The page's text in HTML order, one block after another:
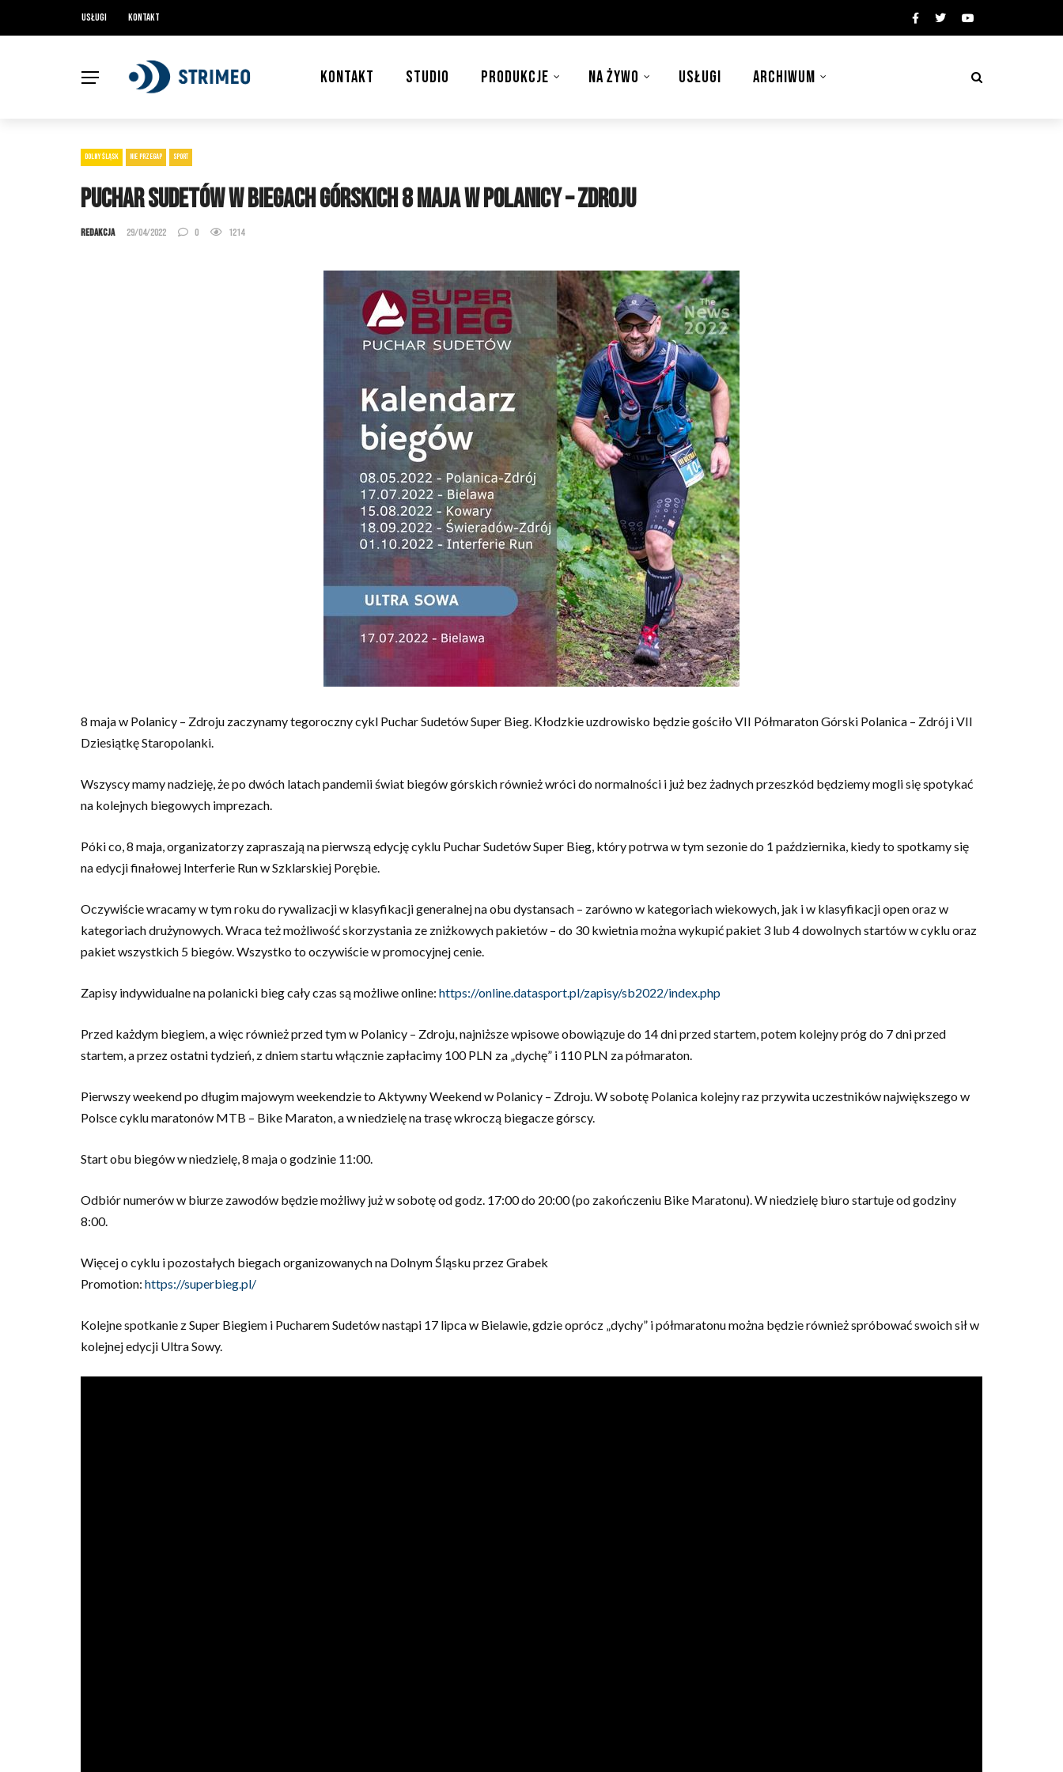
Usługi Kontakt
KONTAKT STUDIO PRODUKCJE NA ŻYWO USŁUGI ARCHIWUM
DOLNY ŚLĄSK NIE PRZEGAP SPORT
Puchar Sudetów w biegach górskich 8 maja w Polanicy – Zdroju
Redakcja 29/04/2022 0 1214
8 maja w Polanicy – Zdroju zaczynamy tegoroczny cykl Puchar Sudetów Super Bieg. Kłodzkie uzdrowisko będzie gościło VII Półmaraton Górski Polanica – Zdrój i VII
Dziesiątkę Staropolanki.
Wszyscy mamy nadzieję, że po dwóch latach pandemii świat biegów górskich również wróci do normalności i już bez żadnych przeszkód będziemy mogli się spotykać
na kolejnych biegowych imprezach.
Póki co, 8 maja, organizatorzy zapraszają na pierwszą edycję cyklu Puchar Sudetów Super Bieg, który potrwa w tym sezonie do 1 października, kiedy to spotkamy się
na edycji finałowej Interferie Run w Szklarskiej Porębie.
Oczywiście wracamy w tym roku do rywalizacji w klasyfikacji generalnej na obu dystansach – zarówno w kategoriach wiekowych, jak i w klasyfikacji open oraz w
kategoriach drużynowych. Wraca też możliwość skorzystania ze zniżkowych pakietów – do 30 kwietnia można wykupić pakiet 3 lub 4 dowolnych startów w cyklu oraz
pakiet wszystkich 5 biegów. Wszystko to oczywiście w promocyjnej cenie.
Zapisy indywidualne na polanicki bieg cały czas są możliwe online: https://online.datasport.pl/zapisy/sb2022/index.php
Przed każdym biegiem, a więc również przed tym w Polanicy – Zdroju, najniższe wpisowe obowiązuje do 14 dni przed startem, potem kolejny próg do 7 dni przed
startem, a przez ostatni tydzień, z dniem startu włącznie zapłacimy 100 PLN za „dychę” i 110 PLN za półmaraton.
Pierwszy weekend po długim majowym weekendzie to Aktywny Weekend w Polanicy – Zdroju. W sobotę Polanica kolejny raz przywita uczestników największego w
Polsce cyklu maratonów MTB – Bike Maraton, a w niedzielę na trasę wkroczą biegacze górscy.
Start obu biegów w niedzielę, 8 maja o godzinie 11:00.
Odbiór numerów w biurze zawodów będzie możliwy już w sobotę od godz. 17:00 do 20:00 (po zakończeniu Bike Maratonu). W niedzielę biuro startuje od godziny
8:00.
Więcej o cyklu i pozostałych biegach organizowanych na Dolnym Śląsku przez Grabek
Promotion: https://superbieg.pl/
Kolejne spotkanie z Super Biegiem i Pucharem Sudetów nastąpi 17 lipca w Bielawie, gdzie oprócz „dychy” i półmaratonu można będzie również spróbować swoich sił w
kolejnej edycji Ultra Sowy.